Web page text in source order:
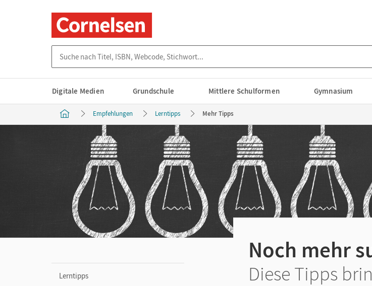
Digitale Medien Grundschule Mittlere Schulformen Gymnasium
Empfehlungen Lerntipps Mehr Tipps
Lerntipps
Noch mehr
Diese Tipps